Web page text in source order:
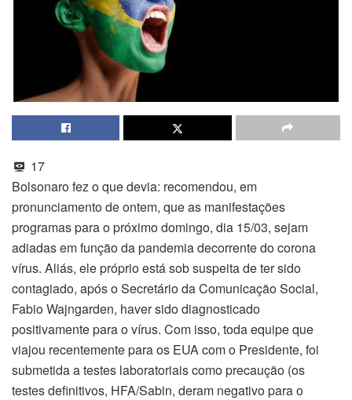
17
Bolsonaro fez o que devia: recomendou, em
pronunciamento de ontem, que as manifestações
programas para o próximo domingo, dia 15/03, sejam
adiadas em função da pandemia decorrente do corona
vírus. Aliás, ele próprio está sob suspeita de ter sido
contagiado, após o Secretário da Comunicação Social,
Fabio Wajngarden, haver sido diagnosticado
positivamente para o vírus. Com isso, toda equipe que
viajou recentemente para os EUA com o Presidente, foi
submetida a testes laboratoriais como precaução (os
testes definitivos, HFA/Sabin, deram negativo para o